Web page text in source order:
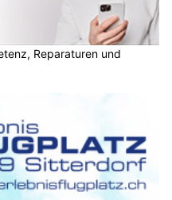
Reparaturen und